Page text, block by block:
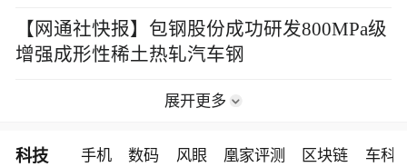
【网通社快报】包钢股份成功研发800MPa级
增强成形性稀土热轧汽车钢
展开更多
科技 手机 数码 风眼 凰家评测 区块链 车科